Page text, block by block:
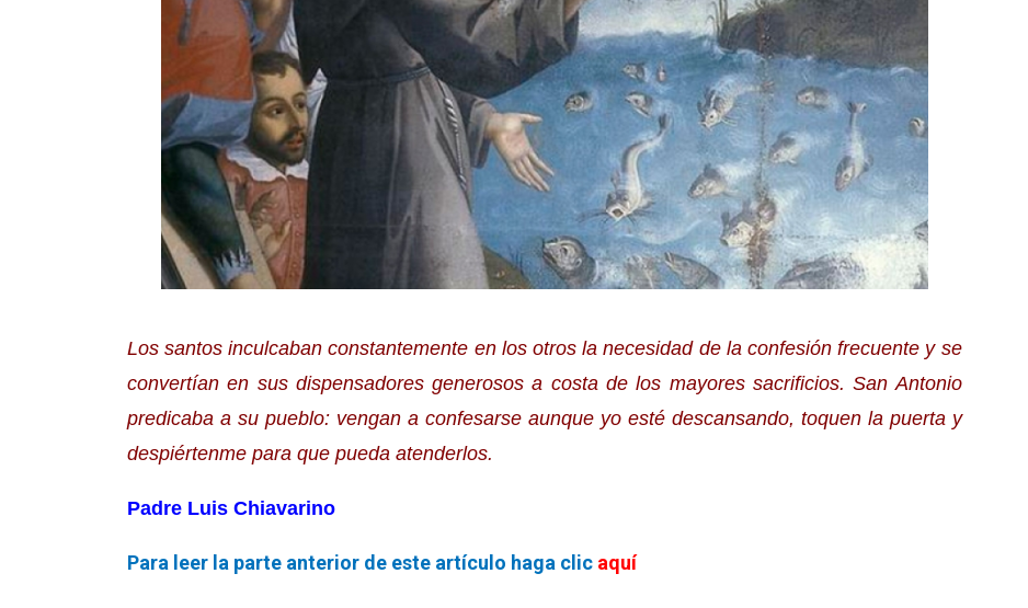
Los santos inculcaban constantemente en los otrosla necesidad de la confesión frecuente y se
convertían en sus dispensadores generosos a costa de los mayores sacrificios. San Antonio
predicaba a su pueblo: vengan a confesarse aunque yo estédescansando, toquen la puerta y
despiértenme para que pueda atenderlos.
Padre Luis Chiavarino
Para leer la parte anterior de este artículo haga clic aquí